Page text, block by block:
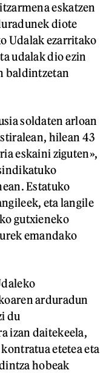
eskatzen
diote
Udalak ezarritako
udalak dio ezin
baldintzetan
soldaten arloan
hilean 43
eskaini ziguten»,
Estatuko
eta langile
gutxieneko
emandako
arduradun
du
izan daitekeela,
etetea eta
hobeak